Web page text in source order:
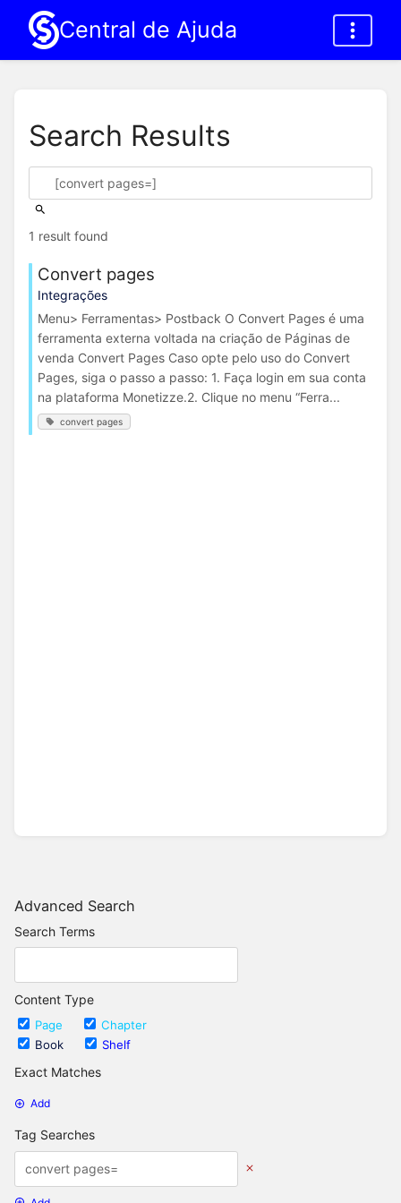
Central de Ajuda
Advanced Search
Search Terms
Content Type
Page
Chapter
Book
Shelf
Exact Matches
Add
Tag Searches
Search Results
1 result found
Convert pages
Integrações
Menu> Ferramentas> Postback O Convert Pages é uma
ferramenta externa voltada na criação de Páginas de
venda Convert Pages Caso opte pelo uso do Convert
Pages, siga o passo a passo: 1. Faça login em sua conta
na plataforma Monetizze.2. Clique no menu “Ferra...
convert pages